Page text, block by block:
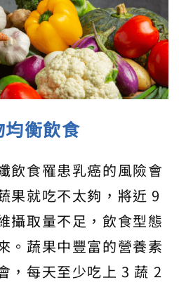
衡飲食
飲食罹患乳癌的風險會
果就吃不太夠，將近 9
攝取量不足，飲食型態
。蔬果中豐富的營養素
，每天至少吃上 3 蔬 2